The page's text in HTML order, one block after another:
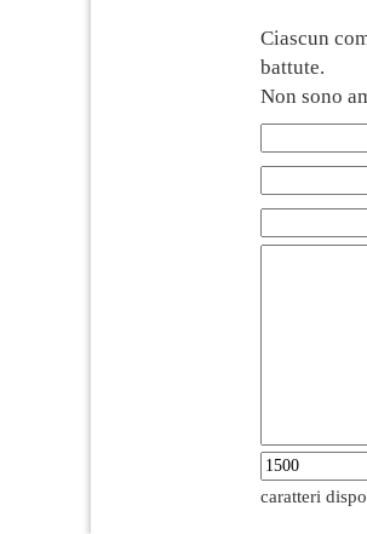
Ciascun
battute.
Non sono
caratteri